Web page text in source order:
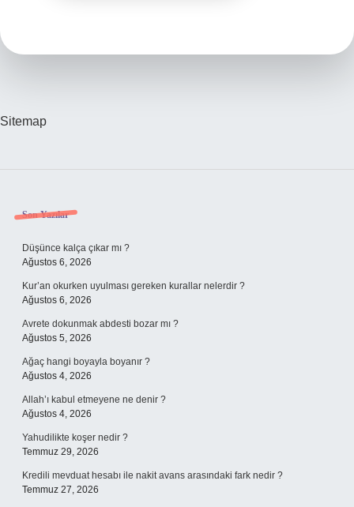
Sitemap
Sidebar
Son Yazılar
Düşünce kalça çıkar mı ?
Ağustos 6, 2026
Kur’an okurken uyulması gereken kurallar nelerdir ?
Ağustos 6, 2026
Avrete dokunmak abdesti bozar mı ?
Ağustos 5, 2026
Ağaç hangi boyayla boyanır ?
Ağustos 4, 2026
Allah’ı kabul etmeyene ne denir ?
Ağustos 4, 2026
Yahudilikte koşer nedir ?
Temmuz 29, 2026
Kredili mevduat hesabı ile nakit avans arasındaki fark nedir ?
Temmuz 27, 2026